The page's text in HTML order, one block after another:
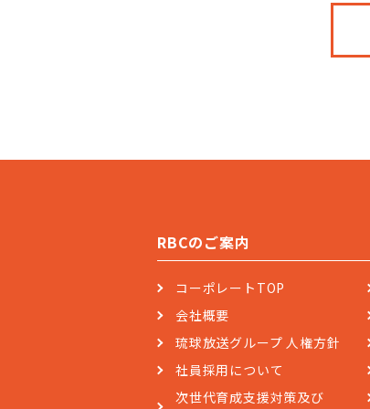
RBCのご案内
コーポレートTOP
会社概要
琉球放送グループ 人権方針
社員採用について
次世代育成支援対策及び